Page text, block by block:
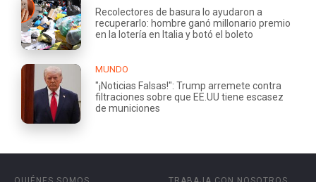
Recolectores de basura lo ayudaron a
recuperarlo: hombre ganó millonario premio
en la lotería en Italia y botó el boleto
MUNDO
"¡Noticias Falsas!": Trump arremete contra
filtraciones sobre que EE.UU tiene escasez
de municiones